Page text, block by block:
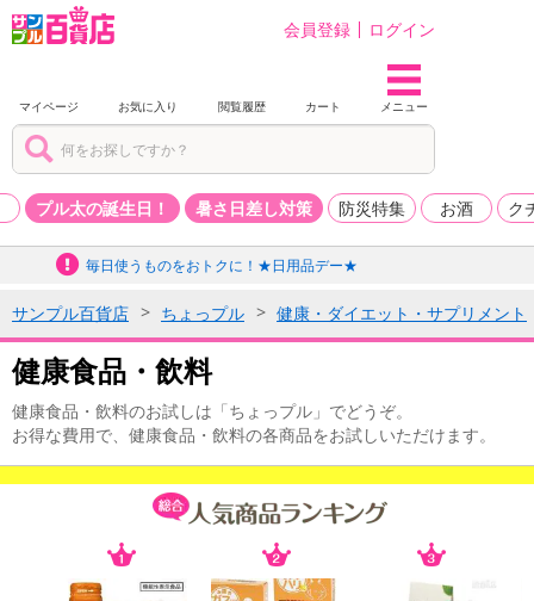
会員登録 ログイン
マイページ お気に入り 閲覧履歴 カート メニュー
プル太の誕生日！ 暑さ日差し対策 防災特集 お酒 ク
毎日使うものをおトクに！★日用品デー★
サンプル百貨店 ちょっプル 健康・ダイエット・サプリメント
健康食品・飲料
健康食品・飲料のお試しは「ちょっプル」でどうぞ。
お得な費用で、健康食品・飲料の各商品をお試しいただけます。